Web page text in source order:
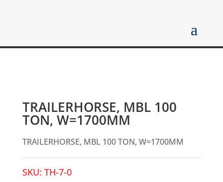
TRAILERHORSE, MBL 100
TON, W=1700MM
TRAILERHORSE, MBL 100 TON, W=1700MM
SKU: TH-7-0